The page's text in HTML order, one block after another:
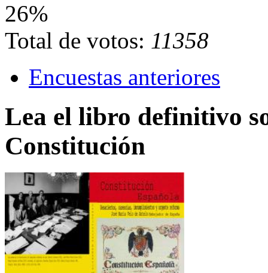
26%
Total de votos: 11358
Encuestas anteriores
Lea el libro definitivo
Constitución